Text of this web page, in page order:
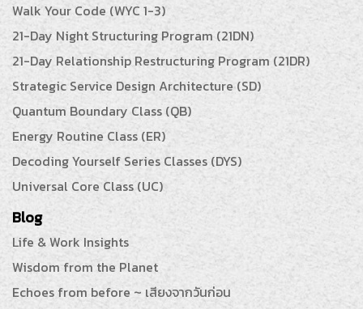
Walk Your Code (WYC 1-3)
21-Day Night Structuring Program (21DN)
21-Day Relationship Restructuring Program (21DR)
Strategic Service Design Architecture (SD)
Quantum Boundary Class (QB)
Energy Routine Class (ER)
Decoding Yourself Series Classes (DYS)
Universal Core Class (UC)
Blog
Life & Work Insights
Wisdom from the Planet
Echoes from before ~ เสียงจากวันก่อน